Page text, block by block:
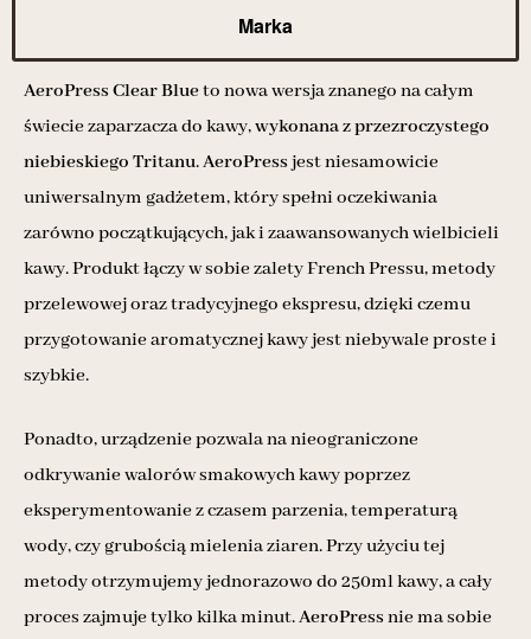
Marka
AeroPress Clear Blueto nowa wersja znanego na całym
świecie zaparzacza do kawy,wykonana z przezroczystego
niebieskiego Tritanu.AeroPress jest niesamowicie
uniwersalnym gadżetem, który spełni oczekiwania
zarówno początkujących, jak i zaawansowanych wielbicieli
kawy. Produkt łączy w sobie zalety French Pressu, metody
przelewowej oraz tradycyjnego ekspresu, dzięki czemu
przygotowanie aromatycznej kawy jest niebywale proste i
szybkie.
Ponadto, urządzenie pozwala na nieograniczone
odkrywanie walorów smakowych kawy poprzez
eksperymentowanie z czasem parzenia, temperaturą
wody, czy grubością mielenia ziaren. Przy użyciu tej
metody otrzymujemy jednorazowo do 250ml kawy, a cały
proces zajmuje tylko kilka minut.AeroPress nie ma sobie